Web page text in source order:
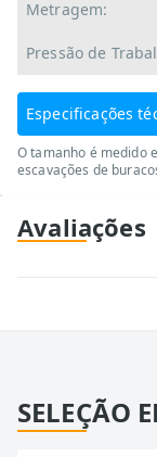
Metragem:
Pressão de
Especificações
O tamanho é medido
escavações de
Avaliações
SELEÇÃO